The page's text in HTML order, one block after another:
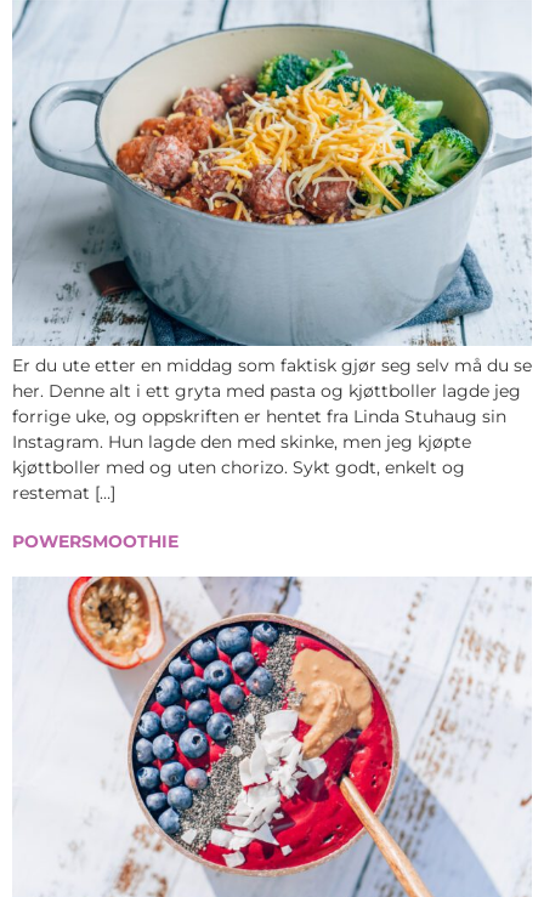
Er du ute etter en middag som faktisk gjør seg selv må du se
her. Denne alt i ett gryta med pasta og kjøttboller lagde jeg
forrige uke, og oppskriften er hentet fra Linda Stuhaug sin
Instagram. Hun lagde den med skinke, men jeg kjøpte
kjøttboller med og uten chorizo. Sykt godt, enkelt og
restemat […]
POWERSMOOTHIE